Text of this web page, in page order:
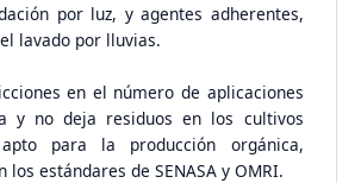
por luz, y agentes adherentes,
lavado por lluvias.
en el número de aplicaciones
y no deja residuos en los cultivos
para la producción orgánica,
los estándares de SENASA y OMRI.